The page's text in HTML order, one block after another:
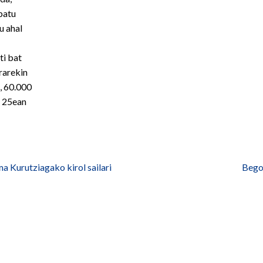
ahal
bat
60.000
Kurutziagako kirol sailari